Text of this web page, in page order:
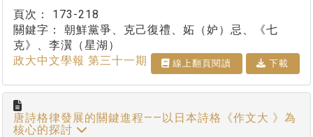
頁次： 173-218
關鍵字： 朝鮮黨爭、克己復禮、妬（妒）忌、《七
克》、李瀷（星湖）
政大中文學報 第三十一期
線上翻⾴閱讀 下載
唐詩格律發展的關鍵進程——以日本詩格《作文大 》為
核心的探討